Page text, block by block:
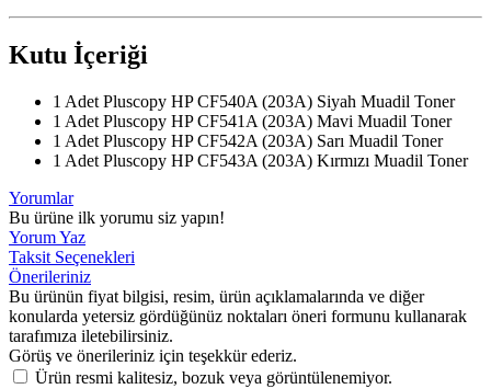
Kutu İçeriği
1 Adet Pluscopy HP CF540A (203A) Siyah Muadil Toner
1 Adet Pluscopy HP CF541A (203A) Mavi Muadil Toner
1 Adet Pluscopy HP CF542A (203A) Sarı Muadil Toner
1 Adet Pluscopy HP CF543A (203A) Kırmızı Muadil Toner
Yorumlar
Bu ürüne ilk yorumu siz yapın!
Yorum Yaz
Taksit Seçenekleri
Önerileriniz
Bu ürünün fiyat bilgisi, resim, ürün açıklamalarında ve diğer
konularda yetersiz gördüğünüz noktaları öneri formunu kullanarak
tarafımıza iletebilirsiniz.
Görüş ve önerileriniz için teşekkür ederiz.
Ürün resmi kalitesiz, bozuk veya görüntülenemiyor.